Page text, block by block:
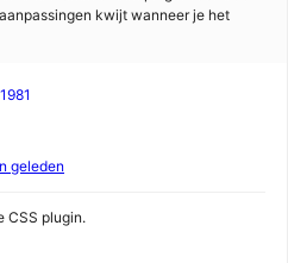
kwijt wanneer je het
geleden
CSS plugin.